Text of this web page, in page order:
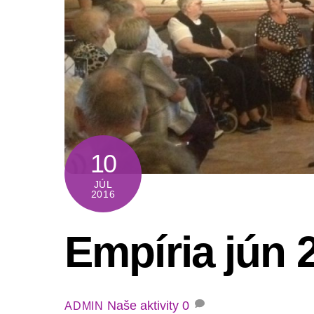
10
JÚL
2016
Empíria jún
ADMIN Naše aktivity 0